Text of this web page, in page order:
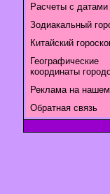
Расчеты с датами
Зодиакальный
Китайский
Географические
координаты
Реклама на
Обратная связь